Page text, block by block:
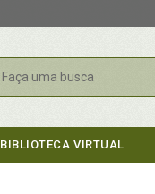
Buscar
BIBLIOTECA VIRTUAL